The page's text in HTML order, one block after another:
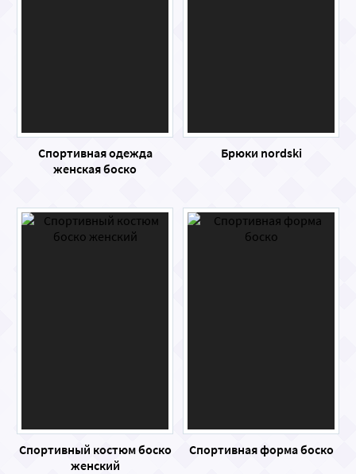
Спортивная одежда
женская боско
Брюки nordski
Спортивный костюм боско
женский
Спортивная форма боско